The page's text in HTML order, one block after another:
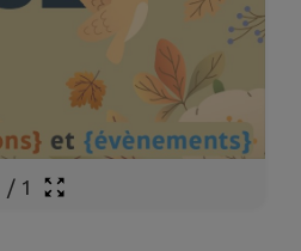
/ 1